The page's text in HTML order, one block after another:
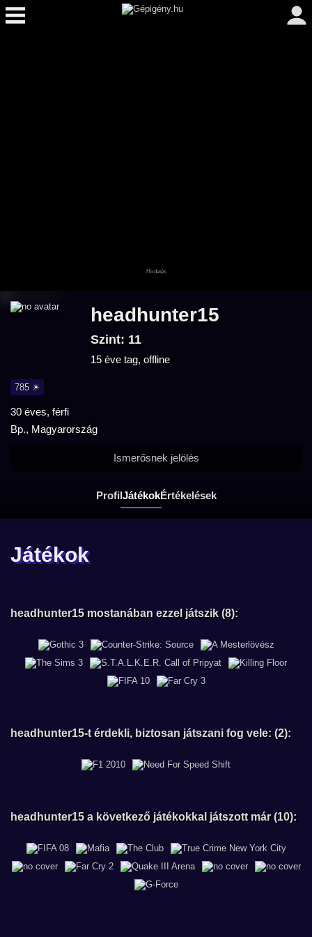
headhunter15
Szint: 11
15 éve tag, offline
785 ☀
30 éves, férfi
Bp., Magyarország
ProfilJátékokÉrtékelések
Ismerősnek jelölés
Játékok
headhunter15 mostanában ezzel játszik (8):
headhunter15-t érdekli, biztosan játszani fog vele: (2):
headhunter15 a következő játékokkal játszott már (10):